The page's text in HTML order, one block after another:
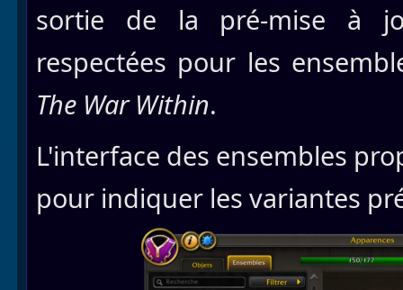
sortie de la pré-mise à
respectées pour les
The War Within.
L'interface des ensembles
pour indiquer les variantes